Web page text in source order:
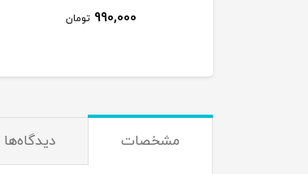
990,000 تومان
مشخصات دیدگاه‌ها